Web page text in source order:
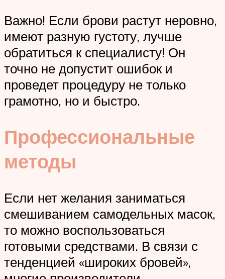
Важно! Если брови растут неровно,
имеют разную густоту, лучше
обратиться к специалисту! Он
точно не допустит ошибок и
проведет процедуру не только
грамотно, но и быстро.
Профессиональные
методы
Если нет желания заниматься
смешиванием самодельных масок,
то можно воспользоваться
готовыми средствами. В связи с
тенденцией «широких бровей»,